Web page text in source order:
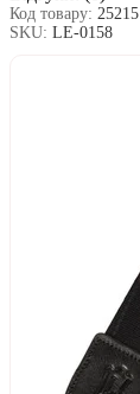
Код товару: 25215
SKU: LE-0158